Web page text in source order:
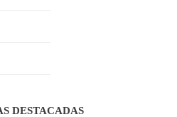
DESTACADAS